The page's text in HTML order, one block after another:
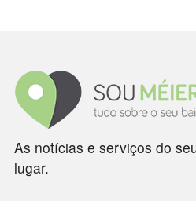
As notícias e serviços do
lugar.